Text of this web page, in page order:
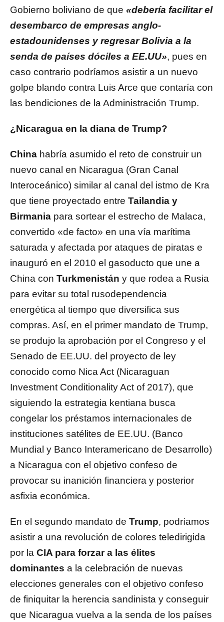
Gobierno boliviano de que «debería facilitar el
desembarco de empresas anglo-
estadounidenses y regresar Bolivia a la
senda de países dóciles a EE.UU», pues en
caso contrario podríamos asistir a un nuevo
golpe blando contra Luis Arce que contaría con
las bendiciones de la Administración Trump.
¿Nicaragua en la diana de Trump?
China habría asumido el reto de construir un
nuevo canal en Nicaragua (Gran Canal
Interoceánico) similar al canal del istmo de Kra
que tiene proyectado entre Tailandia y
Birmania para sortear el estrecho de Malaca,
convertido «de facto» en una vía marítima
saturada y afectada por ataques de piratas e
inauguró en el 2010 el gasoducto que une a
China con Turkmenistán y que rodea a Rusia
para evitar su total rusodependencia
energética al tiempo que diversifica sus
compras. Así, en el primer mandato de Trump,
se produjo la aprobación por el Congreso y el
Senado de EE.UU. del proyecto de ley
conocido como Nica Act (Nicaraguan
Investment Conditionality Act of 2017), que
siguiendo la estrategia kentiana busca
congelar los préstamos internacionales de
instituciones satélites de EE.UU. (Banco
Mundial y Banco Interamericano de Desarrollo)
a Nicaragua con el objetivo confeso de
provocar su inanición financiera y posterior
asfixia económica.
En el segundo mandato de Trump, podríamos
asistir a una revolución de colores teledirigida
por la CIA para forzar a las élites
dominantes a la celebración de nuevas
elecciones generales con el objetivo confeso
de finiquitar la herencia sandinista y conseguir
que Nicaragua vuelva a la senda de los países